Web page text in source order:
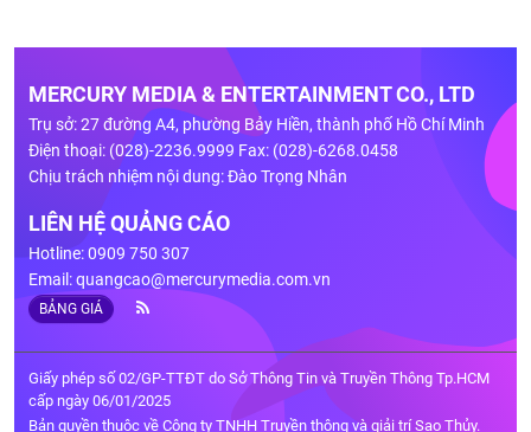
MERCURY MEDIA & ENTERTAINMENT CO., LTD
Trụ sở: 27 đường A4, phường Bảy Hiền, thành phố Hồ Chí Minh
Điện thoại: (028)-2236.9999 Fax: (028)-6268.0458
Chịu trách nhiệm nội dung: Đào Trọng Nhân
LIÊN HỆ QUẢNG CÁO
Hotline: 0909 750 307
Email:quangcao@mercurymedia.com.vn
BẢNG GIÁ
Giấy phép số 02/GP-TTĐT do Sở Thông Tin và Truyền Thông Tp.HCM
cấp ngày 06/01/2025
Bản quyền thuộc về Công ty TNHH Truyền thông và giải trí Sao Thủy.